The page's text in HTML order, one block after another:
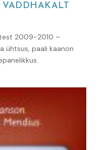
2009-2010 –
ühtsus, paali kaanon